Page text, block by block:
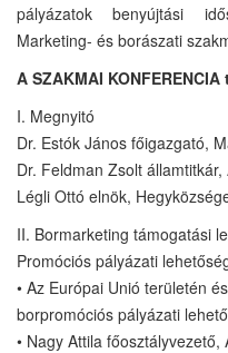
pályázatok benyújtási
Marketing- és borászati
A SZAKMAI
I. Megnyitó
Dr. Estók János főigazgató,
Dr. Feldman Zsolt
Légli Ottó elnök,
II. Bormarketing támogatási
Promóciós pályázati
• Az Európai Unió területén
borpromóciós pályázati
• Nagy Attila főosztályvezető,